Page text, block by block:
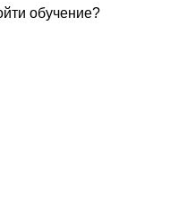
обучение?